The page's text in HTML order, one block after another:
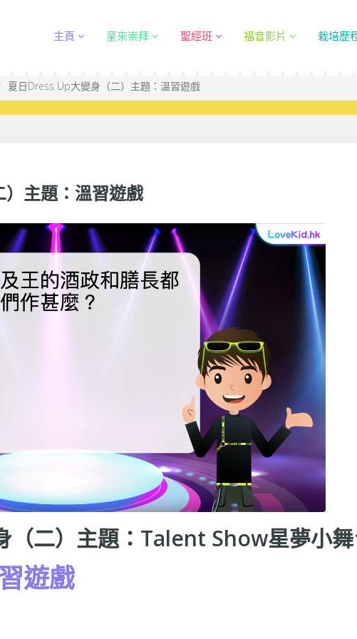
主頁 童來崇拜 聖經班 福音影片 栽培歷
夏日Dress Up大變身（二）主題：溫習遊戲
主題：溫習遊戲
（二）主題：Talent Show星夢小
遊戲